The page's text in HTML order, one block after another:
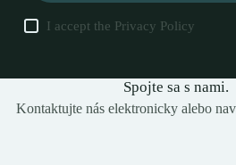
I accept the Privacy Policy
Spojte sa s nami.
Kontaktujte nás elektronicky alebo